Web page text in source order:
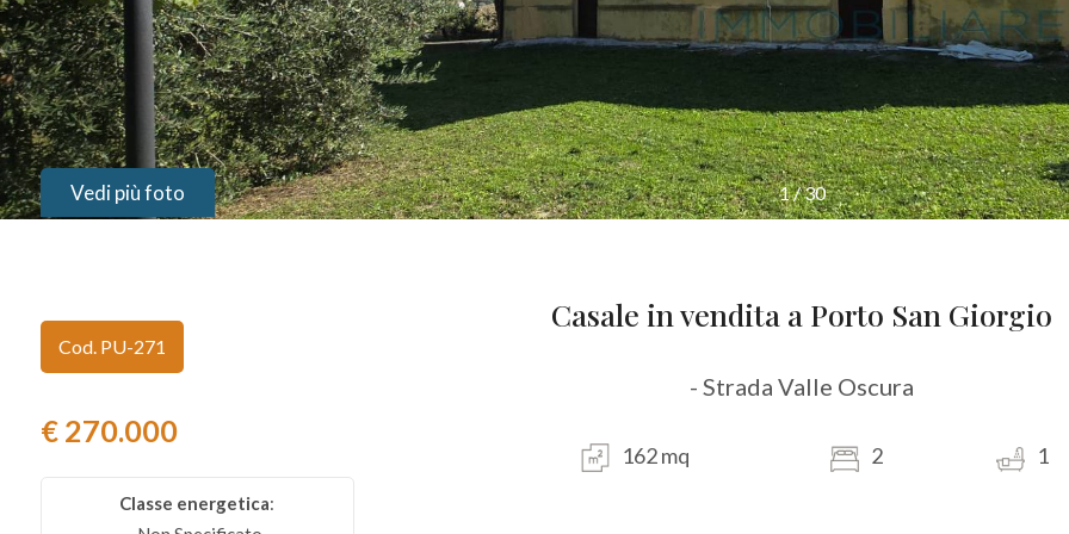
1/30
Vedi più foto
Cod. PU-271
€ 270.000
Classe energetica:
Casale in vendita a Porto San Giorgio
- Strada Valle Oscura
162 mq 2 1
Provincia
Comune
Tipologia
Residenziali